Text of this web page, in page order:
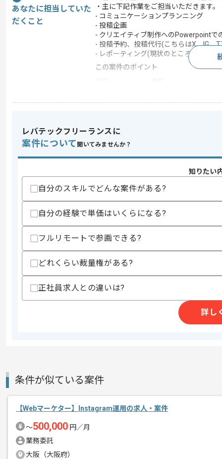
あなたに担当していた
だくこと
・主に下記作業をご担当いただきます。
- コミュニケーションプランニング
- 投稿企画
- クリエイティブ制作へのPowerpointで
- 投稿予約、投稿代行(こちらはX、IG、
- レポーティング(現状のところXのみ、
この案件のポイント
スキル
求めるスキル
・SNS戦略立案、KPI策定、アルゴリズ
・X、Instagram、TikTokなどのプラッ
・データ分析・改善提案能力、
その他募集要項
商談回数
1回
募集人数
2026/07/01
週1～2日での常駐作業も検討可能です。
レバテックフリーランスに
案件について 聞いてみませんか？
知りたい
自分のスキルでどんな案件がある?
自分の経験で単価はいくらになる?
フルリモートで参画できる?
どれくらい裁量権がある?
正社員求人との違いは?
詳し
条件が似ている案件
【Webマーケター】Instagram運用の求人・案件
〜500,000 円／月
業務委託
大阪（大阪府）